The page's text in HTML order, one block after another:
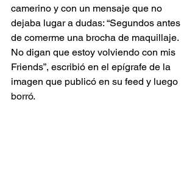
camerino y con un mensaje que no
dejaba lugar a dudas: “Segundos antes
de comerme una brocha de maquillaje.
No digan que estoy volviendo con mis
Friends”, escribió en el epígrafe de la
imagen que publicó en su feed y luego
borró.